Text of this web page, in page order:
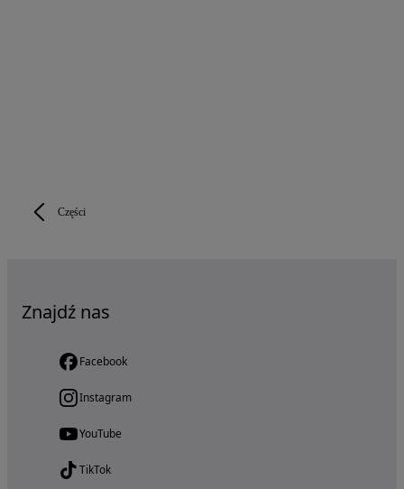
Części
Znajdź nas
Facebook
Instagram
YouTube
TikTok